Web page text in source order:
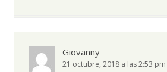
Giovanny
21 octubre, 2018 a las 2:53 pm